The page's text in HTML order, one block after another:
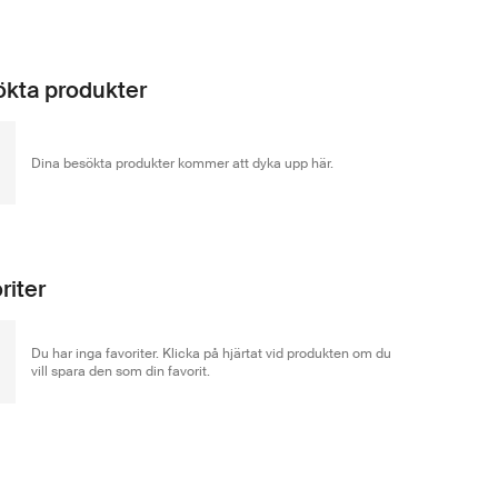
produkter
Dina besökta produkter kommer att dyka upp här.
Du har inga favoriter. Klicka på hjärtat vid produkten om du
vill spara den som din favorit.